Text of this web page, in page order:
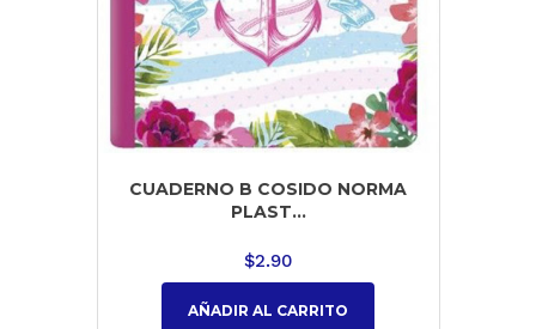
CUADERNO B COSIDO NORMA
PLAST...
$2.90
AÑADIR AL CARRITO